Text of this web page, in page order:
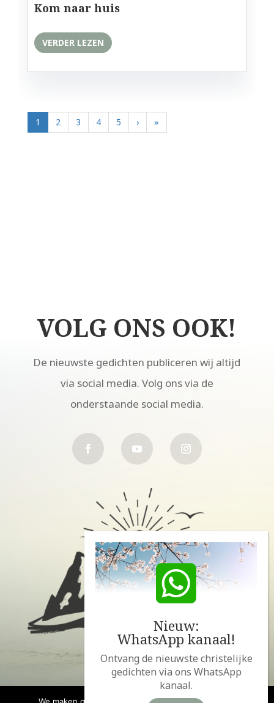
Kom naar huis
VERDER LEZEN
1 2 3 4 5 › »
VOLG ONS OOK!
De nieuwste gedichten publiceren wij altijd
via social media. Volg ons via de
onderstaande social media.
Nieuw:
WhatsApp kanaal!
Ontvang de nieuwste christelijke
gedichten via ons WhatsApp
kanaal.